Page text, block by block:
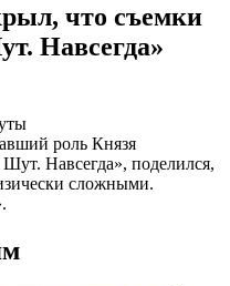
что съемки
Навсегда»
роль Князя
Навсегда», поделился,
сложными.